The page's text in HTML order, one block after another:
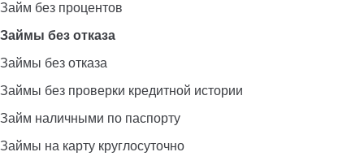
Займ без процентов
Займы без отказа
Займы без отказа
Займы без проверки кредитной истории
Займ наличными по паспорту
Займы на карту круглосуточно